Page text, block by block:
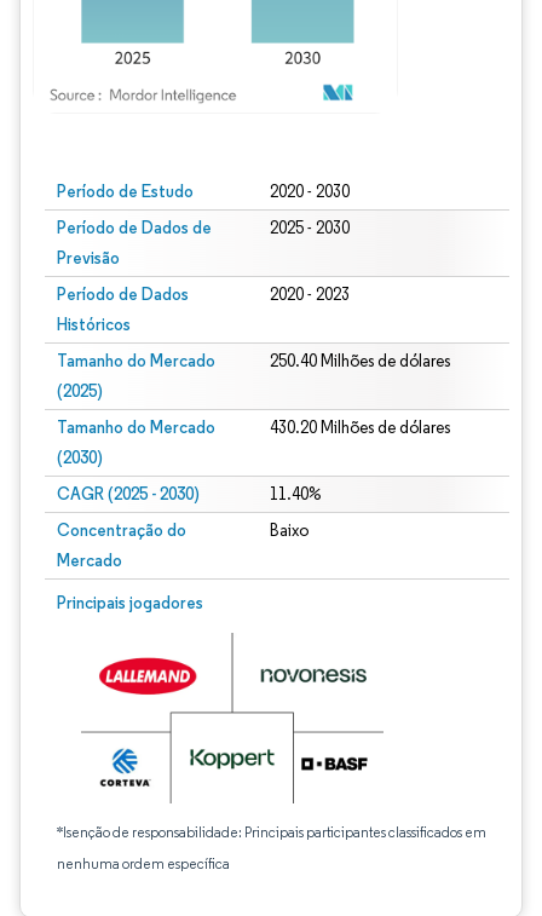
Período de Estudo 2020 - 2030
Período de Dados de
Previsão
2025 - 2030
Período de Dados
Históricos
2020 - 2023
Tamanho do Mercado
(2025)
250.40 Milhões de dólares
Tamanho do Mercado
(2030)
430.20 Milhões de dólares
CAGR (2025 - 2030) 11.40%
Concentração do
Mercado
Baixo
Principais jogadores
*Isenção de responsabilidade: Principais participantes classificados em
nenhuma ordem específica